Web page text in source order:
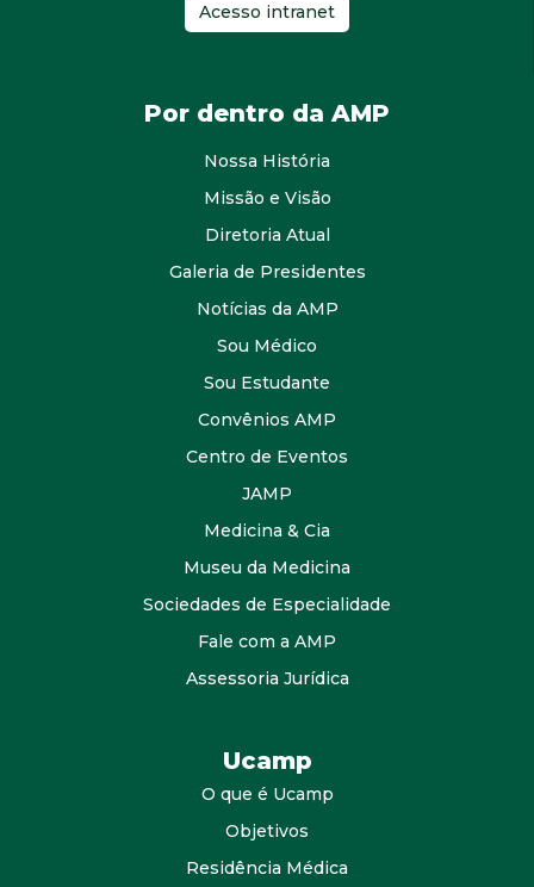
Acesso intranet
Por dentro da AMP
Nossa História
Missão e Visão
Diretoria Atual
Galeria de Presidentes
Notícias da AMP
Sou Médico
Sou Estudante
Convênios AMP
Centro de Eventos
JAMP
Medicina & Cia
Museu da Medicina
Sociedades de Especialidade
Fale com a AMP
Assessoria Jurídica
Ucamp
O que é Ucamp
Objetivos
Residência Médica